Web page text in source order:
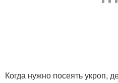
Когда нужно посеять укроп,